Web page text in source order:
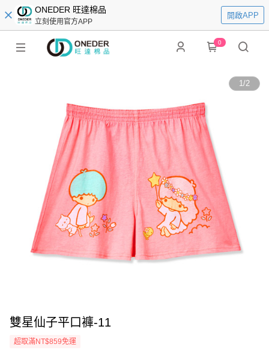
ONEDER 旺達棉品
立刻使用官方APP
開啟APP
0
1/2
雙星仙子平口褲-11
超取滿NT$859免運